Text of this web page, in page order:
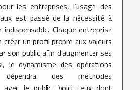
les entreprises, l’usage des
est passé de la nécessité à
indispensable. Chaque entreprise
un profil propre aux valeurs
son public afin d’augmenter ses
le dynamisme des opérations
dépendra des méthodes
avec le public. Voici ceux dont